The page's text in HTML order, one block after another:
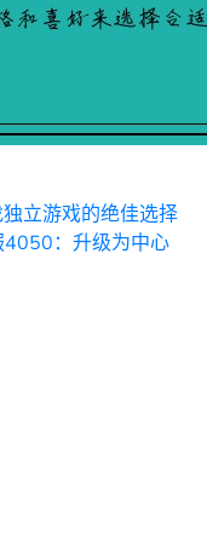
立游戏的绝佳选择
：升级为中心